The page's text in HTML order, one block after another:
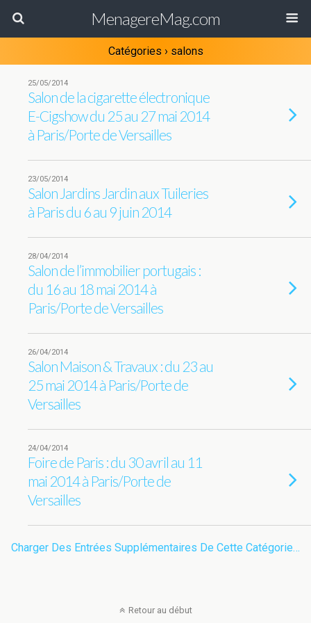
MenagereMag.com
Catégories › salons
25/05/2014
Salon de la cigarette électronique
E-Cigshow du 25 au 27 mai 2014
à Paris/Porte de Versailles
23/05/2014
Salon Jardins Jardin aux Tuileries
à Paris du 6 au 9 juin 2014
28/04/2014
Salon de l’immobilier portugais :
du 16 au 18 mai 2014 à
Paris/Porte de Versailles
26/04/2014
Salon Maison & Travaux : du 23 au
25 mai 2014 à Paris/Porte de
Versailles
24/04/2014
Foire de Paris : du 30 avril au 11
mai 2014 à Paris/Porte de
Versailles
Charger Des Entrées Supplémentaires De Cette Catégorie…
Retour au début